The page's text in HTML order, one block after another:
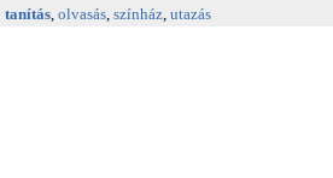
tanítás, olvasás, színház, utazás